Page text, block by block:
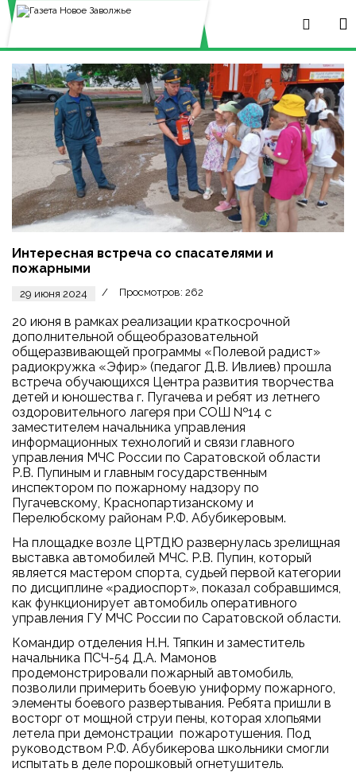
Интересная встреча со спасателями и
пожарными
29 июня 2024 Просмотров: 262
20 июня в рамках реализации краткосрочной
дополнительной общеобразовательной
общеразвивающей программы «Полевой радист»
радиокружка «Эфир» (педагог Д.В. Ивлиев) прошла
встреча обучающихся Центра развития творчества
детей и юношества г. Пугачева и ребят из летнего
оздоровительного лагеря при СОШ №14 с
заместителем начальника управления
информационных технологий и связи главного
управления МЧС России по Саратовской области
Р.В. Пупиным и главным государственным
инспектором по пожарному надзору по
Пугачевскому, Краснопартизанскому и
Перелюбскому районам Р.Ф. Абубикеровым.
На площадке возле ЦРТДЮ развернулась зрелищная
выставка автомобилей МЧС. Р.В. Пупин, который
является мастером спорта, судьей первой категории
по дисциплине «радиоспорт», показал собравшимся,
как функционирует автомобиль оперативного
управления ГУ МЧС России по Саратовской области.
Командир отделения Н.Н. Тяпкин и заместитель
начальника ПСЧ-54 Д.А. Мамонов
продемонстрировали пожарный автомобиль,
позволили примерить боевую униформу пожарного,
элементы боевого развертывания. Ребята пришли в
восторг от мощной струи пены, которая хлопьями
летела при демонстрации пожаротушения. Под
руководством Р.Ф. Абубикерова школьники смогли
испытать в деле порошковый огнетушитель.